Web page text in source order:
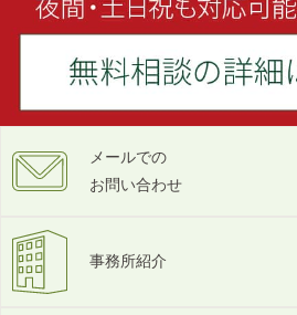
メールでの
お問い合わせ
事務所紹介